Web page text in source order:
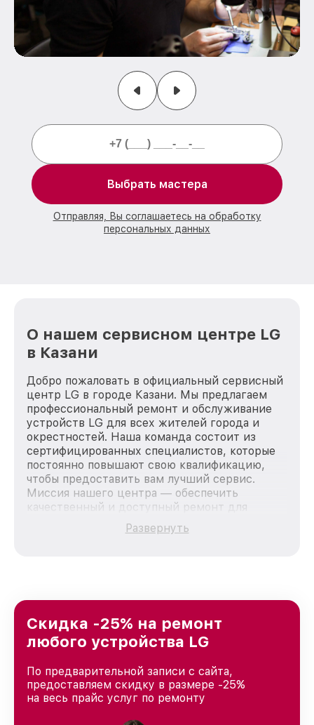
Выбрать мастера
Отправляя, Вы соглашаетесь на обработку
персональных данных
О нашем сервисном центре LG
в Казани
Добро пожаловать в официальный сервисный
центр LG в городе Казани. Мы предлагаем
профессиональный ремонт и обслуживание
устройств LG для всех жителей города и
окрестностей. Наша команда состоит из
сертифицированных специалистов, которые
постоянно повышают свою квалификацию,
чтобы предоставить вам лучший сервис.
Миссия нашего центра — обеспечить
качественный и доступный ремонт для
каждого пользователя продукции LG, вне
зависимости от сложности поломки. Мы
и лояльности наших клиентов.
Развернуть
Скидка -25% на ремонт
любого устройства LG
По предварительной записи с сайта,
предоставляем скидку в размере -25%
на весь прайс услуг по ремонту